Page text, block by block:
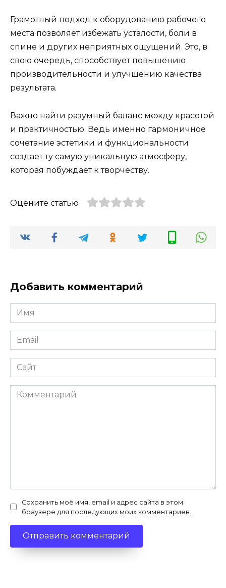
Грамотный подход к оборудованию рабочего
места позволяет избежать усталости, боли в
спине и других неприятных ощущений. Это, в
свою очередь, способствует повышению
производительности и улучшению качества
результата.
Важно найти разумный баланс между красотой
и практичностью. Ведь именно гармоничное
сочетание эстетики и функциональности
создает ту самую уникальную атмосферу,
которая побуждает к творчеству.
Оцените статью
Добавить комментарий
Имя
*
Email
*
Сайт
Комментарий
Сохранить моё имя, email и адрес сайта в этом
браузере для последующих моих комментариев.